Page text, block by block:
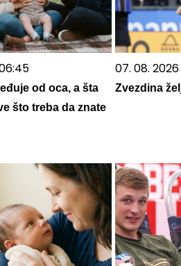
od oca, a šta
što treba da znate
07. 08. 2026
Zvezdina